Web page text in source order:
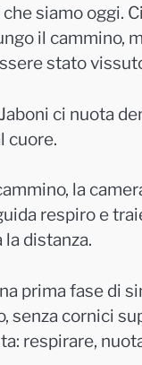
siamo oggi.
il cammino,
stato
ci nuota
cuore.
la
respiro e
distanza.
prima fase di
senza cornici
respirare,